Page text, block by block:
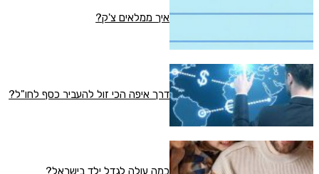
איך ממלאים צ'ק?
דרך איפה הכי זול להעביר כסף לחו"ל?
כמה עולה לגדל ילד בישראל?